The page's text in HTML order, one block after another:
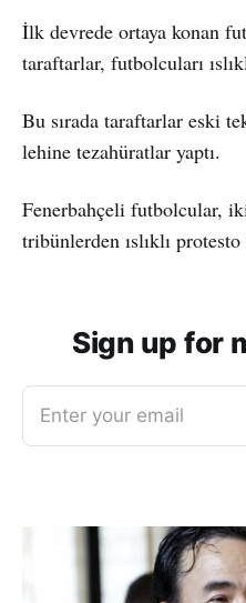
İlk devrede ortaya konan
taraftarlar, futbolcuları
Bu sırada taraftarlar eski
lehine tezahüratlar yaptı.
Fenerbahçeli futbolcular,
tribünlerden ıslıklı
Sign up for
Enter your email